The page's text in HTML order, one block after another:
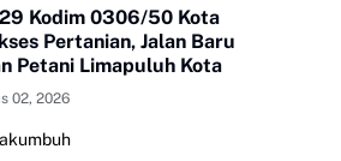
Kodim 0306/50 Kota
Pertanian, Jalan Baru
Petani Limapuluh Kota
02, 2026